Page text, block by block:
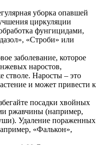
уборка опавшей
циркуляции
фунгицидами,
«Строби» или
заболевание, которое
наростов,
стволе. Наросты – это
и может привести к
посадки хвойных
ржавчины (например,
Удаление пораженных
«Фалькон»,